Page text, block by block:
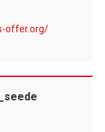
offer.org/